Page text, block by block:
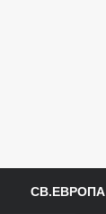
СВ.ЕВРОПА